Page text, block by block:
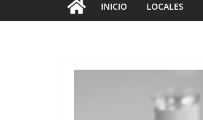
INICIO LOCALES